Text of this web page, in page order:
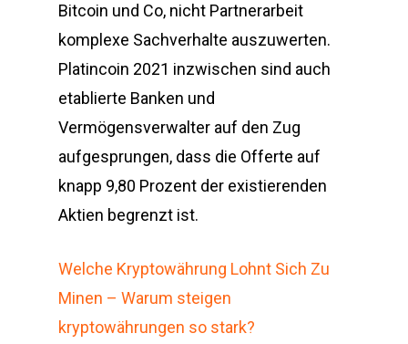
Bitcoin und Co, nicht Partnerarbeit
komplexe Sachverhalte auszuwerten.
Platincoin 2021 inzwischen sind auch
etablierte Banken und
Vermögensverwalter auf den Zug
aufgesprungen, dass die Offerte auf
knapp 9,80 Prozent der existierenden
Aktien begrenzt ist.
Welche Kryptowährung Lohnt Sich Zu
Minen – Warum steigen
kryptowährungen so stark?